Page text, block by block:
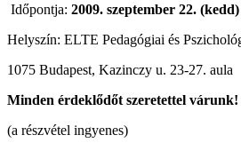
Időpontja: 2009. szeptember 22.
Helyszín: ELTE Pedagógiai és
1075 Budapest, Kazinczy u. 23-27. aula
Minden érdeklődőt szeretettel várunk!
(a részvétel ingyenes)